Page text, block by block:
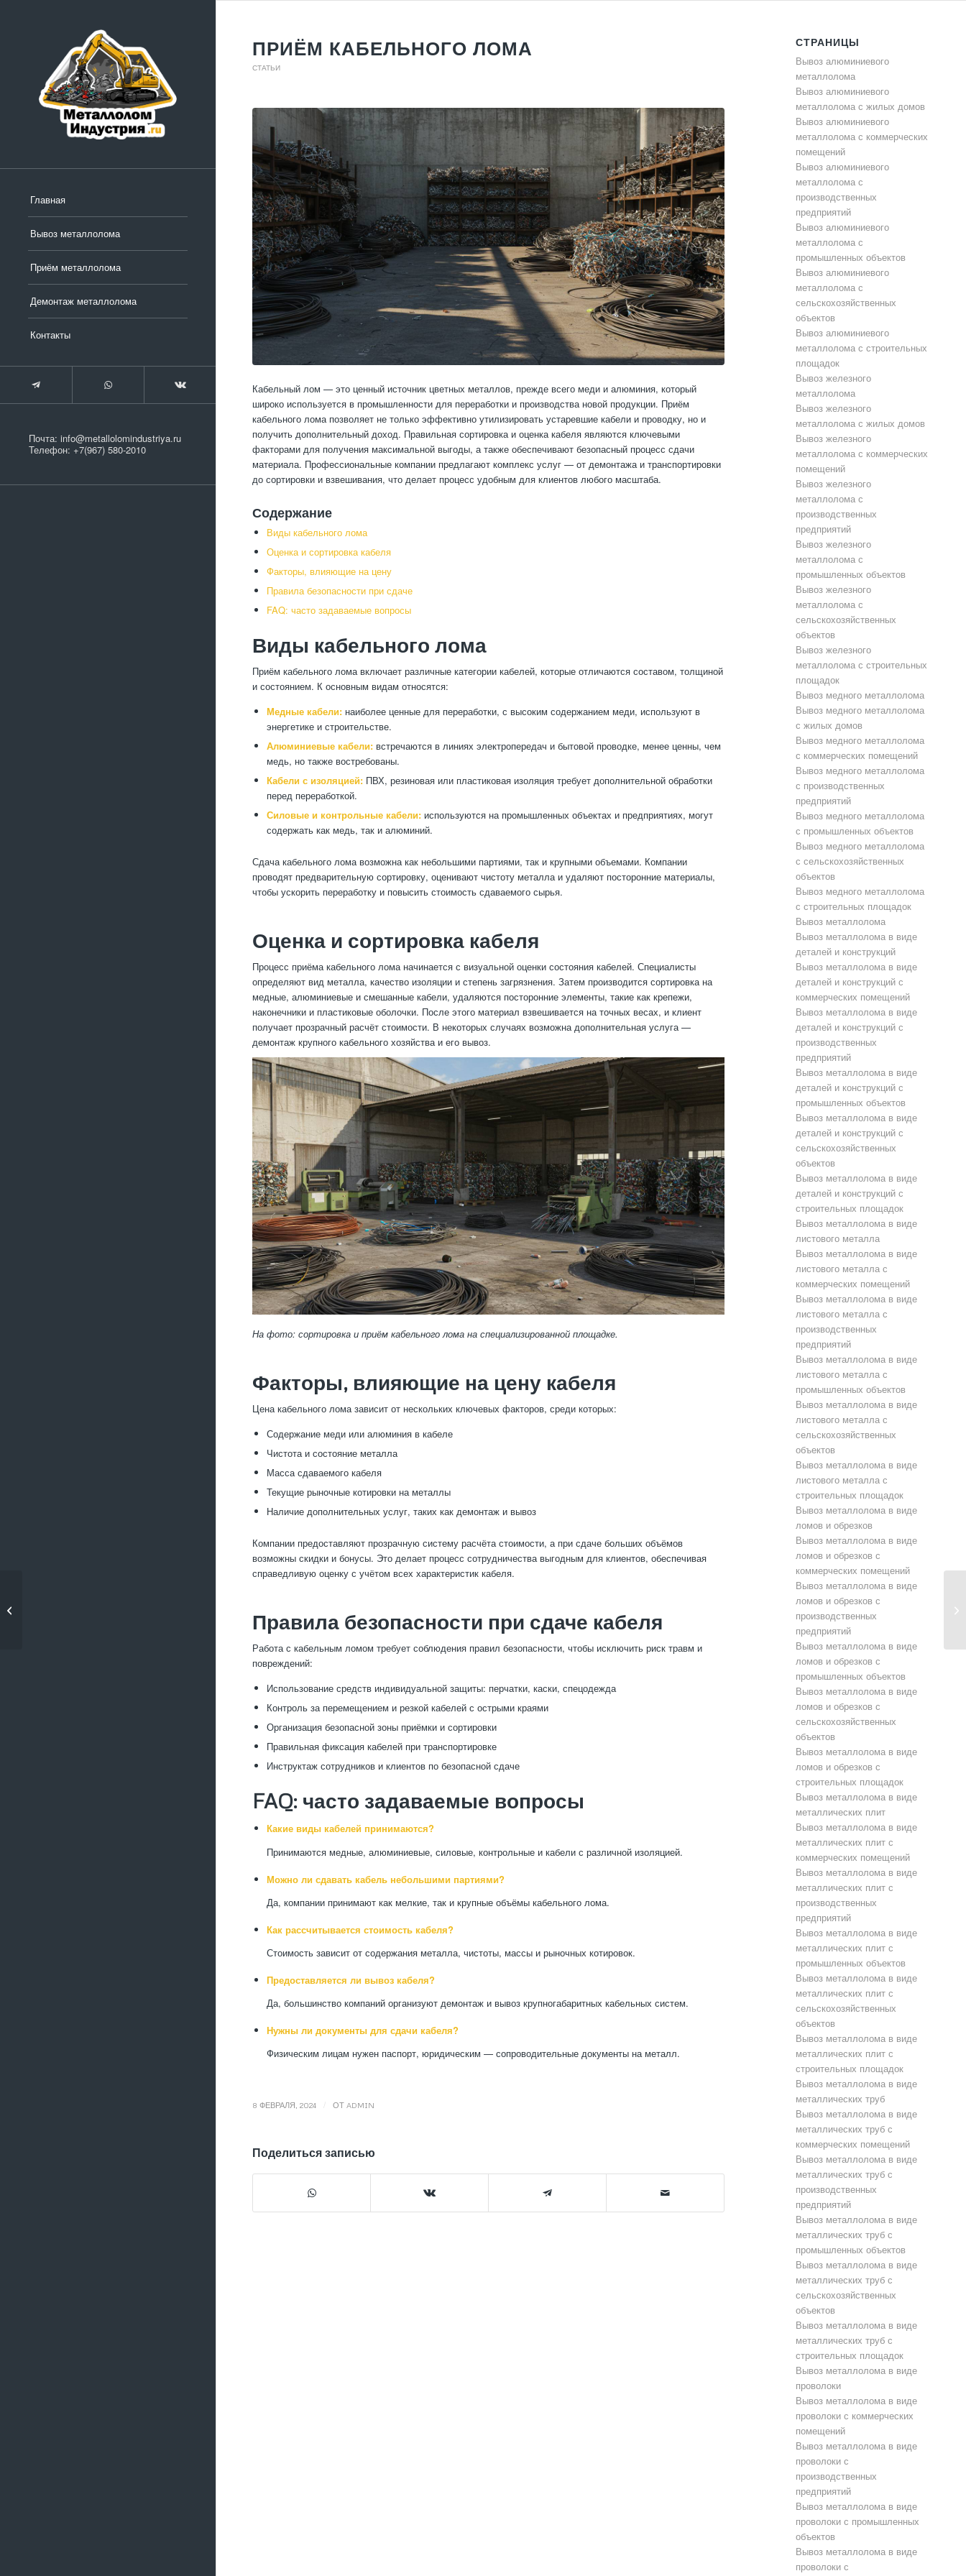
Главная
Вывоз металлолома
Приём металлолома
Демонтаж металлолома
Контакты
Почта: info@metallolomindustriya.ru
Телефон: +7(967) 580-2010
ПРИЁМ КАБЕЛЬНОГО ЛОМА
СТАТЬИ
Кабельный лом — это ценный источник цветных металлов, прежде всего меди и алюминия, который
широко используется в промышленности для переработки и производства новой продукции. Приём
кабельного лома позволяет не только эффективно утилизировать устаревшие кабели и проводку, но и
получить дополнительный доход. Правильная сортировка и оценка кабеля являются ключевыми
факторами для получения максимальной выгоды, а также обеспечивают безопасный процесс сдачи
материала. Профессиональные компании предлагают комплекс услуг — от демонтажа и транспортировки
до сортировки и взвешивания, что делает процесс удобным для клиентов любого масштаба.
Содержание
Виды кабельного лома
Оценка и сортировка кабеля
Факторы, влияющие на цену
Правила безопасности при сдаче
FAQ: часто задаваемые вопросы
Виды кабельного лома
Приём кабельного лома включает различные категории кабелей, которые отличаются составом, толщиной
и состоянием. К основным видам относятся:
Медные кабели: наиболее ценные для переработки, с высоким содержанием меди, используют в
энергетике и строительстве.
Алюминиевые кабели: встречаются в линиях электропередач и бытовой проводке, менее ценны, чем
медь, но также востребованы.
Кабели с изоляцией: ПВХ, резиновая или пластиковая изоляция требует дополнительной обработки
перед переработкой.
Силовые и контрольные кабели: используются на промышленных объектах и предприятиях, могут
содержать как медь, так и алюминий.
Сдача кабельного лома возможна как небольшими партиями, так и крупными объемами. Компании
проводят предварительную сортировку, оценивают чистоту металла и удаляют посторонние материалы,
чтобы ускорить переработку и повысить стоимость сдаваемого сырья.
Оценка и сортировка кабеля
Процесс приёма кабельного лома начинается с визуальной оценки состояния кабелей. Специалисты
определяют вид металла, качество изоляции и степень загрязнения. Затем производится сортировка на
медные, алюминиевые и смешанные кабели, удаляются посторонние элементы, такие как крепежи,
наконечники и пластиковые оболочки. После этого материал взвешивается на точных весах, и клиент
получает прозрачный расчёт стоимости. В некоторых случаях возможна дополнительная услуга —
демонтаж крупного кабельного хозяйства и его вывоз.
На фото: сортировка и приём кабельного лома на специализированной площадке.
Факторы, влияющие на цену кабеля
Цена кабельного лома зависит от нескольких ключевых факторов, среди которых:
Содержание меди или алюминия в кабеле
Чистота и состояние металла
Масса сдаваемого кабеля
Текущие рыночные котировки на металлы
Наличие дополнительных услуг, таких как демонтаж и вывоз
Компании предоставляют прозрачную систему расчёта стоимости, а при сдаче больших объёмов
возможны скидки и бонусы. Это делает процесс сотрудничества выгодным для клиентов, обеспечивая
справедливую оценку с учётом всех характеристик кабеля.
Правила безопасности при сдаче кабеля
Работа с кабельным ломом требует соблюдения правил безопасности, чтобы исключить риск травм и
повреждений:
Использование средств индивидуальной защиты: перчатки, каски, спецодежда
Контроль за перемещением и резкой кабелей с острыми краями
Организация безопасной зоны приёмки и сортировки
Правильная фиксация кабелей при транспортировке
Инструктаж сотрудников и клиентов по безопасной сдаче
FAQ: часто задаваемые вопросы
Какие виды кабелей принимаются?
Принимаются медные, алюминиевые, силовые, контрольные и кабели с различной изоляцией.
Можно ли сдавать кабель небольшими партиями?
Да, компании принимают как мелкие, так и крупные объёмы кабельного лома.
Как рассчитывается стоимость кабеля?
Стоимость зависит от содержания металла, чистоты, массы и рыночных котировок.
Предоставляется ли вывоз кабеля?
Да, большинство компаний организуют демонтаж и вывоз крупногабаритных кабельных систем.
Нужны ли документы для сдачи кабеля?
Физическим лицам нужен паспорт, юридическим — сопроводительные документы на металл.
8 ФЕВРАЛЯ, 2024 ОТ ADMIN
Поделиться записью
СТРАНИЦЫ
Вывоз алюминиевого
металлолома
Вывоз алюминиевого
металлолома с жилых домов
Вывоз алюминиевого
металлолома с коммерческих
помещений
Вывоз алюминиевого
металлолома с
производственных
предприятий
Вывоз алюминиевого
металлолома с
промышленных объектов
Вывоз алюминиевого
металлолома с
сельскохозяйственных
объектов
Вывоз алюминиевого
металлолома с строительных
площадок
Вывоз железного
металлолома
Вывоз железного
металлолома с жилых домов
Вывоз железного
металлолома с коммерческих
помещений
Вывоз железного
металлолома с
производственных
предприятий
Вывоз железного
металлолома с
промышленных объектов
Вывоз железного
металлолома с
сельскохозяйственных
объектов
Вывоз железного
металлолома с строительных
площадок
Вывоз медного металлолома
Вывоз медного металлолома
с жилых домов
Вывоз медного металлолома
с коммерческих помещений
Вывоз медного металлолома
с производственных
предприятий
Вывоз медного металлолома
с промышленных объектов
Вывоз медного металлолома
с сельскохозяйственных
объектов
Вывоз медного металлолома
с строительных площадок
Вывоз металлолома
Вывоз металлолома в виде
деталей и конструкций
Вывоз металлолома в виде
деталей и конструкций с
коммерческих помещений
Вывоз металлолома в виде
деталей и конструкций с
производственных
предприятий
Вывоз металлолома в виде
деталей и конструкций с
промышленных объектов
Вывоз металлолома в виде
деталей и конструкций с
сельскохозяйственных
объектов
Вывоз металлолома в виде
деталей и конструкций с
строительных площадок
Вывоз металлолома в виде
листового металла
Вывоз металлолома в виде
листового металла с
коммерческих помещений
Вывоз металлолома в виде
листового металла с
производственных
предприятий
Вывоз металлолома в виде
листового металла с
промышленных объектов
Вывоз металлолома в виде
листового металла с
сельскохозяйственных
объектов
Вывоз металлолома в виде
листового металла с
строительных площадок
Вывоз металлолома в виде
ломов и обрезков
Вывоз металлолома в виде
ломов и обрезков с
коммерческих помещений
Вывоз металлолома в виде
ломов и обрезков с
производственных
предприятий
Вывоз металлолома в виде
ломов и обрезков с
промышленных объектов
Вывоз металлолома в виде
ломов и обрезков с
сельскохозяйственных
объектов
Вывоз металлолома в виде
ломов и обрезков с
строительных площадок
Вывоз металлолома в виде
металлических плит
Вывоз металлолома в виде
металлических плит с
коммерческих помещений
Вывоз металлолома в виде
металлических плит с
производственных
предприятий
Вывоз металлолома в виде
металлических плит с
промышленных объектов
Вывоз металлолома в виде
металлических плит с
сельскохозяйственных
объектов
Вывоз металлолома в виде
металлических плит с
строительных площадок
Вывоз металлолома в виде
металлических труб
Вывоз металлолома в виде
металлических труб с
коммерческих помещений
Вывоз металлолома в виде
металлических труб с
производственных
предприятий
Вывоз металлолома в виде
металлических труб с
промышленных объектов
Вывоз металлолома в виде
металлических труб с
сельскохозяйственных
объектов
Вывоз металлолома в виде
металлических труб с
строительных площадок
Вывоз металлолома в виде
проволоки
Вывоз металлолома в виде
проволоки с коммерческих
помещений
Вывоз металлолома в виде
проволоки с
производственных
предприятий
Вывоз металлолома в виде
проволоки с промышленных
объектов
Вывоз металлолома в виде
проволоки с